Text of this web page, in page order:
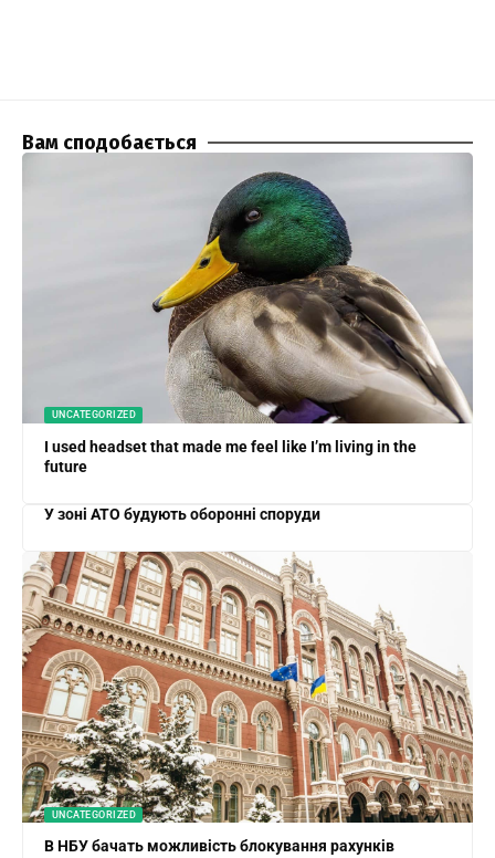
Вам сподобається
UNCATEGORIZED
I used headset that made me feel like I’m living in the
future
У зоні АТО будують оборонні споруди
UNCATEGORIZED
В НБУ бачать можливість блокування рахунків